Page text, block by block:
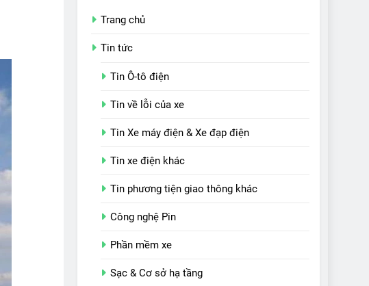
Trang chủ
Tin tức
Tin Ô-tô điện
Tin về lỗi của xe
Tin Xe máy điện & Xe đạp điện
Tin xe điện khác
Tin phương tiện giao thông khác
Công nghệ Pin
Phần mềm xe
Sạc & Cơ sở hạ tầng